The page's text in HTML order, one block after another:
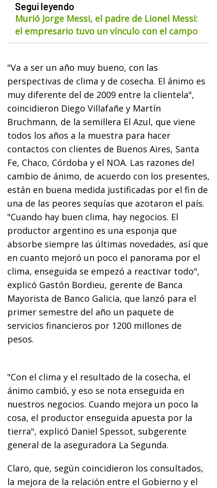
Seguí leyendo
Murió Jorge Messi, el padre de Lionel Messi:
el empresario tuvo un vínculo con el campo
"Va a ser un año muy bueno, con las
perspectivas de clima y de cosecha. El ánimo es
muy diferente del de 2009 entre la clientela",
coincidieron Diego Villafañe y Martín
Bruchmann, de la semillera El Azul, que viene
todos los años a la muestra para hacer
contactos con clientes de Buenos Aires, Santa
Fe, Chaco, Córdoba y el NOA. Las razones del
cambio de ánimo, de acuerdo con los presentes,
están en buena medida justificadas por el fin de
una de las peores sequías que azotaron el país.
"Cuando hay buen clima, hay negocios. El
productor argentino es una esponja que
absorbe siempre las últimas novedades, así que
en cuanto mejoró un poco el panorama por el
clima, enseguida se empezó a reactivar todo",
explicó Gastón Bordieu, gerente de Banca
Mayorista de Banco Galicia, que lanzó para el
primer semestre del año un paquete de
servicios financieros por 1200 millones de
pesos.
"Con el clima y el resultado de la cosecha, el
ánimo cambió, y eso se nota enseguida en
nuestros negocios. Cuando mejora un poco la
cosa, el productor enseguida apuesta por la
tierra", explicó Daniel Spessot, subgerente
general de la aseguradora La Segunda.
Claro, que, según coincidieron los consultados,
la mejora de la relación entre el Gobierno y el